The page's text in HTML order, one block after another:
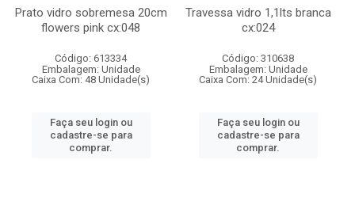
Prato vidro sobremesa 20cm
flowers pink cx:048
Código: 613334
Embalagem: Unidade
Caixa Com: 48 Unidade(s)
Faça seu login ou
cadastre-se para
comprar.
Travessa vidro 1,1lts branca
cx:024
Código: 310638
Embalagem: Unidade
Caixa Com: 24 Unidade(s)
Faça seu login ou
cadastre-se para
comprar.